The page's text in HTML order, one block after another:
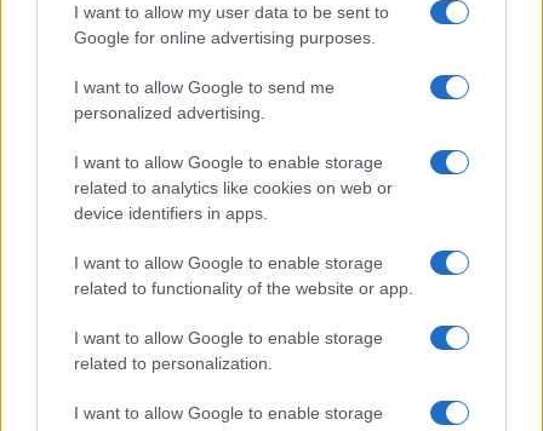
I want to allow my user data to be sent to
Google for online advertising purposes.
I want to allow Google to send me
personalized advertising.
I want to allow Google to enable storage
related to analytics like cookies on web or
device identifiers in apps.
I want to allow Google to enable storage
related to functionality of the website or app.
I want to allow Google to enable storage
related to personalization.
I want to allow Google to enable storage
válthatnak – ezekről maradnak le a
régebbi modellek
Az Apple az iOS 27-tel minden eddiginél nagyobb
hangsúlyt helyez a mesterséges intelligenciára. Bár a
frissítés több régebbi iPhone-ra is telepíthető lesz, a
Intelligence-kompatibilis készülékeken működik majd.
érkezhet az iOS 27 nyilvános bétája
2026.07.02 | 9to5Mac
Az Apple már közel egy hónapja teszteli az iOS 27